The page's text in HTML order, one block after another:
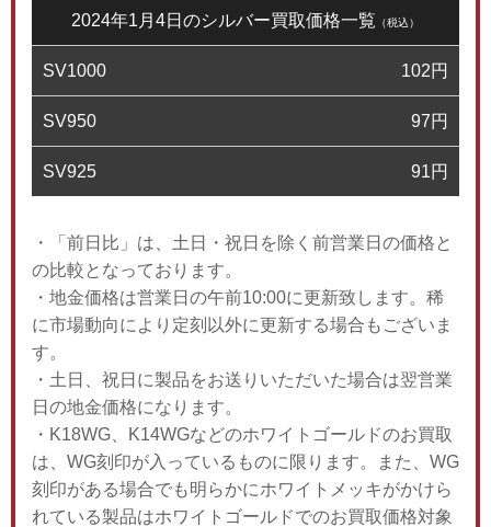
2024年1月4日のシルバー買取価格一覧 （税込）
SV1000 102円
SV950 97円
SV925 91円
・「前日比」は、土日・祝日を除く前営業日の価格と
の比較となっております。
・地金価格は営業日の午前10:00に更新致します。稀
に市場動向により定刻以外に更新する場合もございま
す。
・土日、祝日に製品をお送りいただいた場合は翌営業
日の地金価格になります。
・K18WG、K14WGなどのホワイトゴールドのお買取
は、WG刻印が入っているものに限ります。また、WG
刻印がある場合でも明らかにホワイトメッキがかけら
れている製品はホワイトゴールドでのお買取価格対象